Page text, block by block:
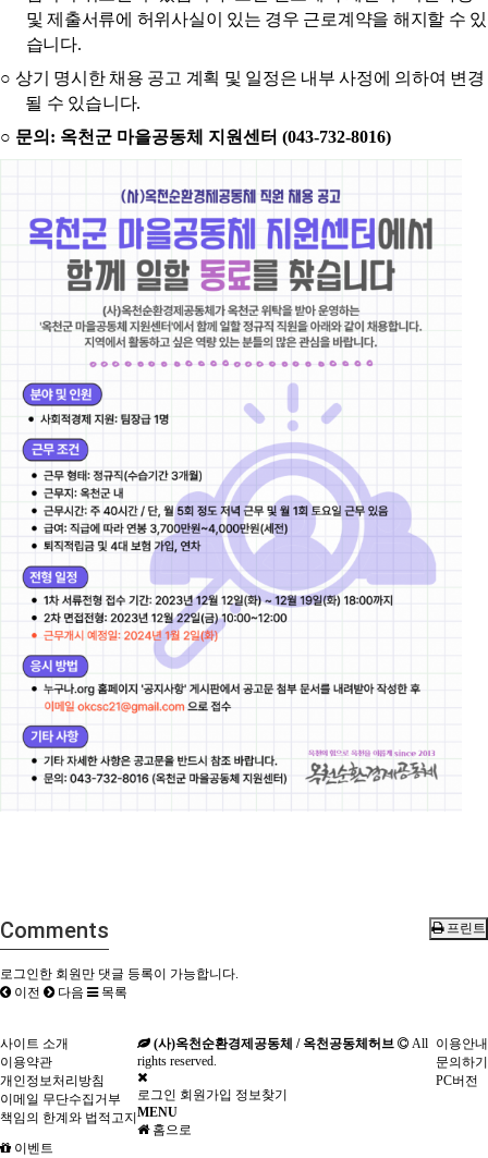
및 제출서류에 허위사실이 있는 경우 근로계약을 해지할 수 있
습니다.
○ 상기 명시한 채용 공고 계획 및 일정은 내부 사정에 의하여 변경
될 수 있습니다.
○ 문의 : 옥천군 마을공동체 지원센터 (043-732-8016)
프린트
Comments
로그인한 회원만 댓글 등록이 가능합니다.
이전
다음 목록
사이트 소개
이용약관
개인정보처리방침
이메일 무단수집거부
책임의 한계와 법적고지
이용안내
문의하기
PC버전
(사)옥천순환경제공동체 / 옥천공동체허브
All
rights reserved.
로그인 회원가입 정보찾기
MENU
홈으로
이벤트